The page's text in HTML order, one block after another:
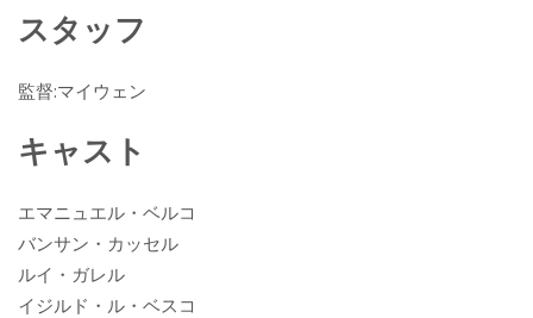
スタッフ
監督:マイウェン
キャスト
エマニュエル・ベルコ
バンサン・カッセル
ルイ・ガレル
イジルド・ル・ベスコ